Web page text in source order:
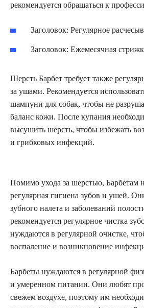
рекомендуется обращаться к
Заголовок: Регулярное
Заголовок: Ежемесячная
Шерсть Барбет требует также
за ушами. Рекомендуется
шампуни для собак, чтобы не
баланс кожи. После купания
высушить шерсть, чтобы избежать
и грибковых инфекций.
Помимо ухода за шерстью, Барбетам
регулярная гигиена зубов и ушей.
зубного налета и заболеваний
рекомендуется регулярное чистка
нуждаются в регулярной очистке,
воспаление и возникновение
Барбеты нуждаются в регулярной
и умеренном питании. Они любят
свежем воздухе, поэтому им